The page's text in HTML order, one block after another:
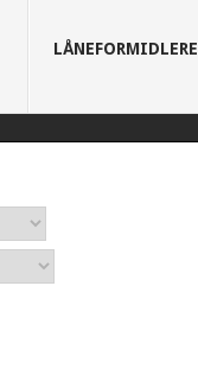
LÅNEFORMIDLERE